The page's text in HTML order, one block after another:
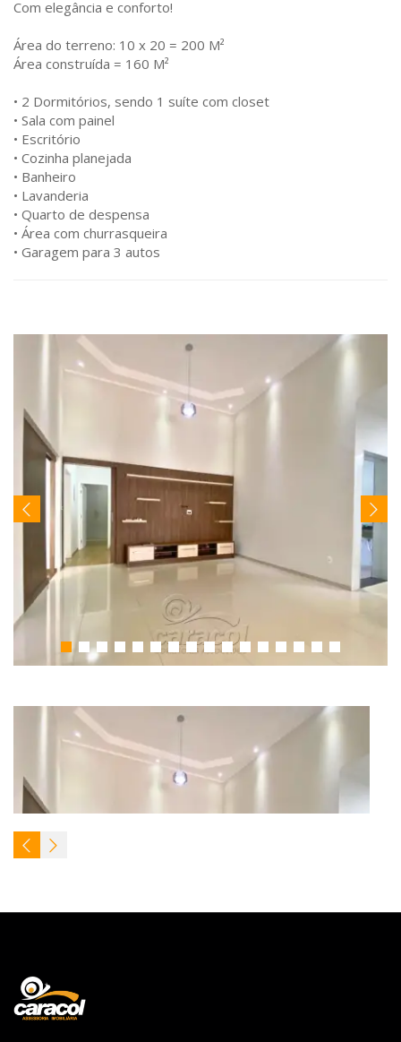
Com elegância e conforto!
Área do terreno: 10 x 20 = 200 M²
Área construída = 160 M²
• 2 Dormitórios, sendo 1 suíte com closet
• Sala com painel
• Escritório
• Cozinha planejada
• Banheiro
• Lavanderia
• Quarto de despensa
• Área com churrasqueira
• Garagem para 3 autos